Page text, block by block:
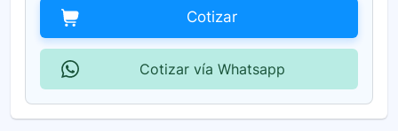
Cotizar
Cotizar vía Whatsapp